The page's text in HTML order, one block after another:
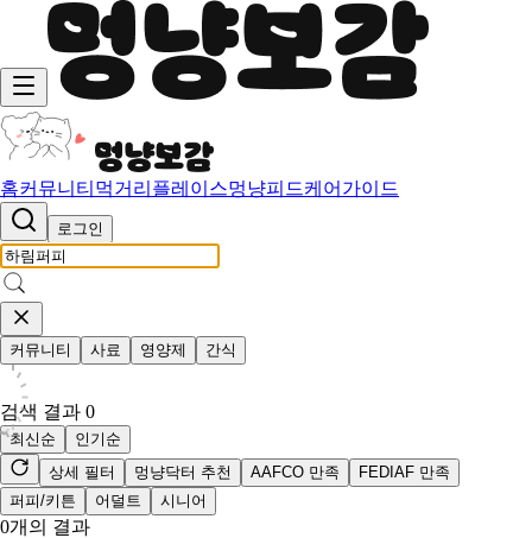
홈커뮤니티 먹거리 플레이스멍냥피드케어가이드
로그인
커뮤니티 사료 영양제 간식
검색 결과 0
최신순
인기순
상세 필터
멍냥닥터 추천 AAFCO 만족
FEDIAF 만족
퍼피/키튼
어덜트 시니어
0개의 결과